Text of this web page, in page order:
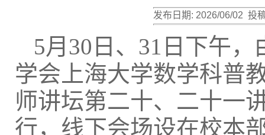
发布日期: 2026/06/02 投
5月30日、31日下午
学会上海大学数学科普
师讲坛第二十、二十一
行，线下会场设在校本